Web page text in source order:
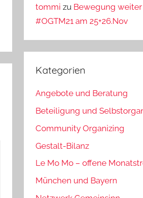
tommi zu Bewegung
#OGTM21 am 25+26.Nov
Kategorien
Angebote und Beratung
Beteiligung und
Community Organizing
Gestalt-Bilanz
Le Mo Mo – offene
München und Bayern